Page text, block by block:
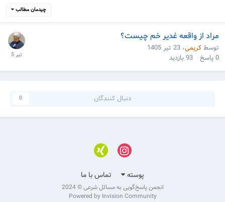
چیدمان مطالب
مراد از واقعه غدیر خم چیست؟
توسطکریمی، 23 تیر 1405
0پاسخ 93بازدید
دنبال کنندگان 0
پوسته تماس با ما
انجمن پاسخ‌گویی به مسائل شرعی © 2024
Powered by Invision Community